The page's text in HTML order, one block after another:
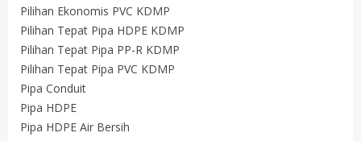
Pilihan Ekonomis PVC KDMP
Pilihan Tepat Pipa HDPE KDMP
Pilihan Tepat Pipa PP-R KDMP
Pilihan Tepat Pipa PVC KDMP
Pipa Conduit
Pipa HDPE
Pipa HDPE Air Bersih